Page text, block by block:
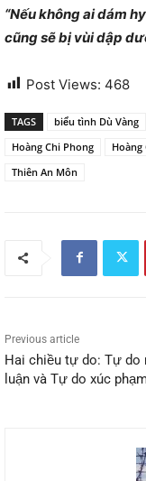
“Nếu không ai dám
cũng sẽ bị vùi dập
Post Views: 468
TAGS biểu tình Dù Vàng
Hoàng Chi Phong
Hoàng
Thiên An Môn
Previous article
Hai chiều tự do: Tự do
luận và Tự do xúc